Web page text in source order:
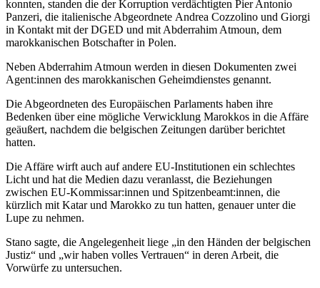
konnten, standen die der Korruption verdächtigten Pier Antonio
Panzeri, die italienische Abgeordnete Andrea Cozzolino und Giorgi
in Kontakt mit der DGED und mit Abderrahim Atmoun, dem
marokkanischen Botschafter in Polen.
Neben Abderrahim Atmoun werden in diesen Dokumenten zwei
Agent:innen des marokkanischen Geheimdienstes genannt.
Die Abgeordneten des Europäischen Parlaments haben ihre
Bedenken über eine mögliche Verwicklung Marokkos in die Affäre
geäußert, nachdem die belgischen Zeitungen darüber berichtet
hatten.
Die Affäre wirft auch auf andere EU-Institutionen ein schlechtes
Licht und hat die Medien dazu veranlasst, die Beziehungen
zwischen EU-Kommissar:innen und Spitzenbeamt:innen, die
kürzlich mit Katar und Marokko zu tun hatten, genauer unter die
Lupe zu nehmen.
Stano sagte, die Angelegenheit liege „in den Händen der belgischen
Justiz“ und „wir haben volles Vertrauen“ in deren Arbeit, die
Vorwürfe zu untersuchen.